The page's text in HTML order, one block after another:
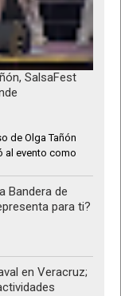
SalsaFest
de Olga Tañón
al evento como
Bandera de
para ti?
en Veracruz;